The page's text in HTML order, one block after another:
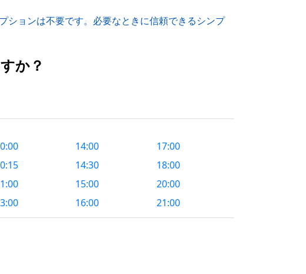
ションは不要です。必要なときに信頼できるシンプ
か？
14:00
14:30
15:00
16:00
17:00
18:00
20:00
21:00